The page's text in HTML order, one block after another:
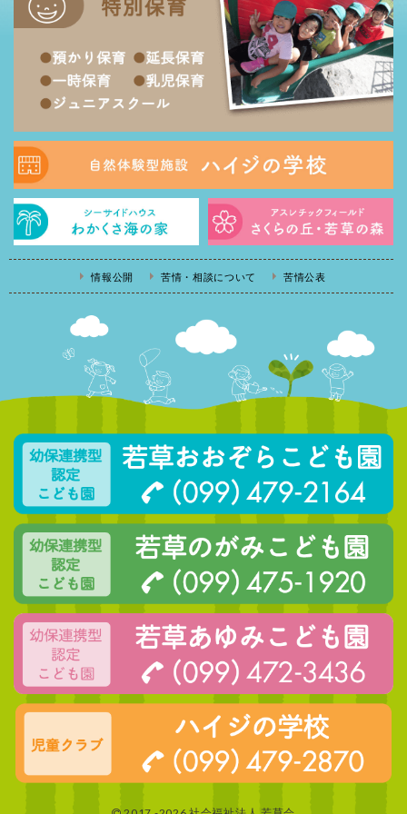
情報公開 苦情・相談について 苦情公表